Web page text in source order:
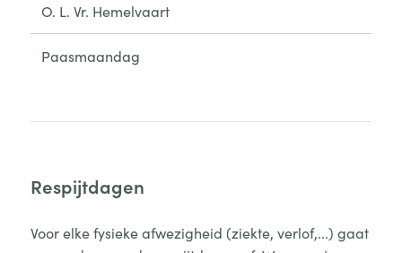
O. L. Vr. Hemelvaart
Paasmaandag
Respijtdagen
Voor elke fysieke afwezigheid (ziekte, verlof,...) gaat